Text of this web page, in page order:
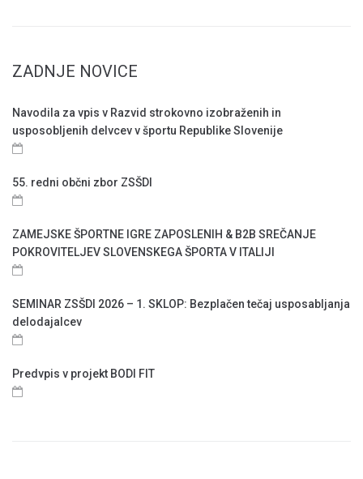
ZADNJE NOVICE
Navodila za vpis v Razvid strokovno izobraženih in
usposobljenih delvcev v športu Republike Slovenije
55. redni občni zbor ZSŠDI
ZAMEJSKE ŠPORTNE IGRE ZAPOSLENIH & B2B SREČANJE
POKROVITELJEV SLOVENSKEGA ŠPORTA V ITALIJI
SEMINAR ZSŠDI 2026 – 1. SKLOP: Bezplačen tečaj usposabljanja
delodajalcev
Predvpis v projekt BODI FIT